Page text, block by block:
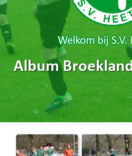
Welkom bij S.V.
Album